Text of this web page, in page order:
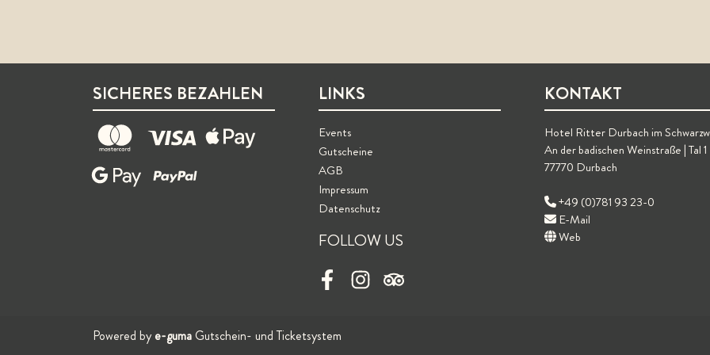
SICHERES BEZAHLEN LINKS
Events
Gutscheine
AGB
Impressum
Datenschutz
FOLLOW US
FacebookInstagramTripadvisor
KONTAKT
Hotel Ritter Durbach im
An der badischen Weinstraße | Tal 1
77770 Durbach
+49 (0)781 93 23-0
E-Mail
Web
Powered by e-guma Gutschein- und Ticketsystem